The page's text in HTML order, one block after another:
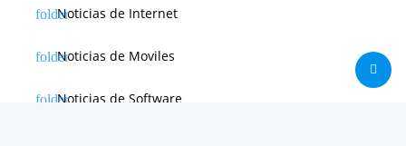
Noticias de Internet
Noticias de Moviles
Noticias de Software